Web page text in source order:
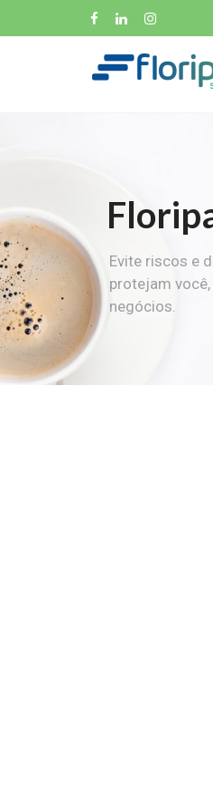
Evite riscos e
protejam
negócios.